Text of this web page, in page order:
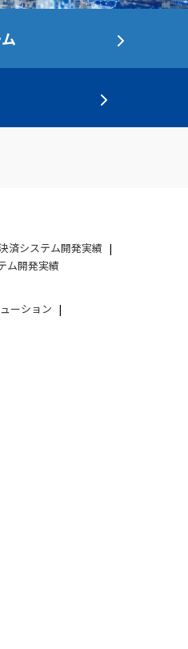
済システム開発実績
ム開発実績
ーション